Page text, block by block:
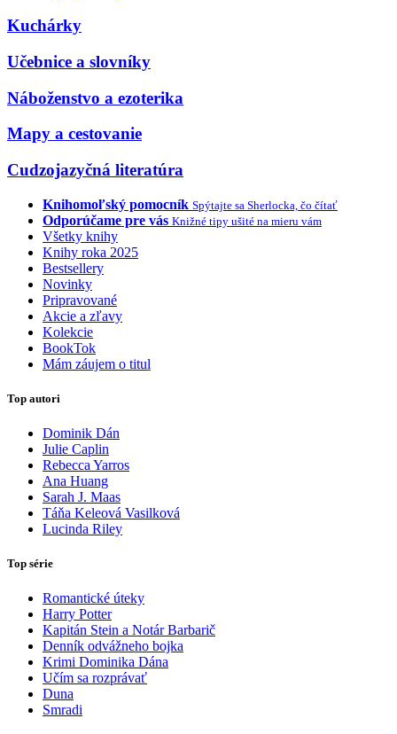
Kuchárky
Učebnice a slovníky
Náboženstvo a ezoterika
Mapy a cestovanie
Cudzojazyčná literatúra
Knihomoľský pomocník Spýtajte sa Sherlocka, čo čítať
Odporúčame pre vás Knižné tipy ušité na mieru vám
Všetky knihy
Knihy roka 2025
Bestsellery
Novinky
Pripravované
Akcie a zľavy
Kolekcie
BookTok
Mám záujem o titul
Top autori
Dominik Dán
Julie Caplin
Rebecca Yarros
Ana Huang
Sarah J. Maas
Táňa Keleová Vasilková
Lucinda Riley
Top série
Romantické úteky
Harry Potter
Kapitán Stein a Notár Barbarič
Denník odvážneho bojka
Krimi Dominika Dána
Učím sa rozprávať
Duna
Smradi